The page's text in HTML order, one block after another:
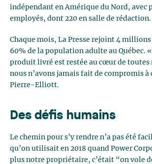
indépendant en Amérique du Nord, avec
employés, dont 220 en salle de rédaction.
Chaque mois, La Presse rejoint 4
60% de la population adulte au Québec.
produit livré est restée au cœur de toutes
nous n’avons jamais fait de compromis
Pierre-Elliott.
Des défis humains
Le chemin pour s’y rendre n’a pas été
qu’on utilisait en 2018 quand Power
plus notre propriétaire, c’était “on vole